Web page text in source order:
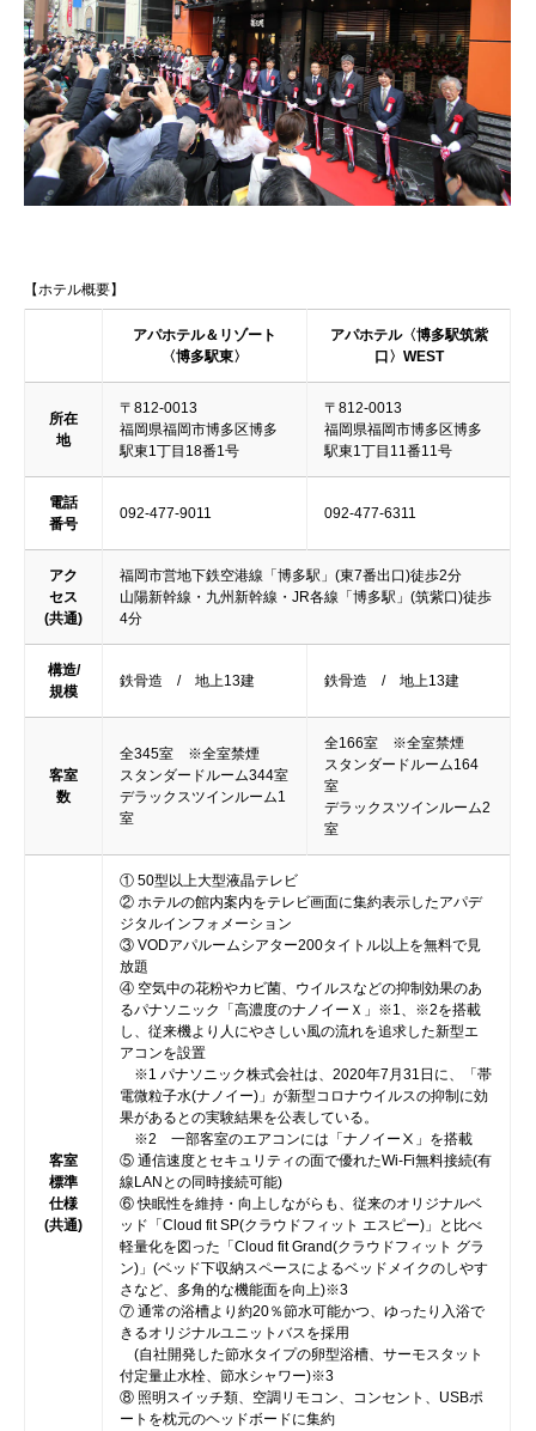
【ホテル概要】
アパホテル＆リゾート
〈博多駅東〉
アパホテル〈博多駅筑紫
口〉WEST
所在
地
〒812-0013
福岡県福岡市博多区博多
駅東1丁目18番1号
〒812-0013
福岡県福岡市博多区博多
駅東1丁目11番11号
電話
番号
092-477-9011 092-477-6311
アク
セス
(共通)
福岡市営地下鉄空港線「博多駅」(東7番出口)徒歩2分
山陽新幹線・九州新幹線・JR各線「博多駅」(筑紫口)徒歩
4分
構造/
規模
鉄骨造 / 地上13建 鉄骨造 / 地上13建
客室
数
全345室 ※全室禁煙
スタンダードルーム344室
デラックスツインルーム1
室
全166室 ※全室禁煙
スタンダードルーム164
室
デラックスツインルーム2
室
客室
標準
仕様
(共通)
① 50型以上大型液晶テレビ
② ホテルの館内案内をテレビ画面に集約表示したアパデ
ジタルインフォメーション
③ VODアパルームシアター200タイトル以上を無料で見
放題
④ 空気中の花粉やカビ菌、ウイルスなどの抑制効果のあ
るパナソニック「高濃度のナノイーＸ」※1、※2を搭載
し、従来機より人にやさしい風の流れを追求した新型エ
アコンを設置
※1 パナソニック株式会社は、2020年7月31日に、「帯
電微粒子水(ナノイー)」が新型コロナウイルスの抑制に効
果があるとの実験結果を公表している。
※2 一部客室のエアコンには「ナノイーⅩ」を搭載
⑤ 通信速度とセキュリティの面で優れたWi-Fi無料接続(有
線LANとの同時接続可能)
⑥ 快眠性を維持・向上しながらも、従来のオリジナルベ
ッド「Cloud fit SP(クラウドフィット エスピー)」と比べ
軽量化を図った「Cloud fit Grand(クラウドフィット グラ
ン)」(ベッド下収納スペースによるベッドメイクのしやす
さなど、多角的な機能面を向上)※3
⑦ 通常の浴槽より約20％節水可能かつ、ゆったり入浴で
きるオリジナルユニットバスを採用
(自社開発した節水タイプの卵型浴槽、サーモスタット
付定量止水栓、節水シャワー)※3
⑧ 照明スイッチ類、空調リモコン、コンセント、USBポ
ートを枕元のヘッドボードに集約